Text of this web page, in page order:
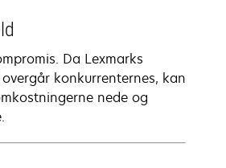
Da Lexmarks
konkurrenternes, kan
nede og